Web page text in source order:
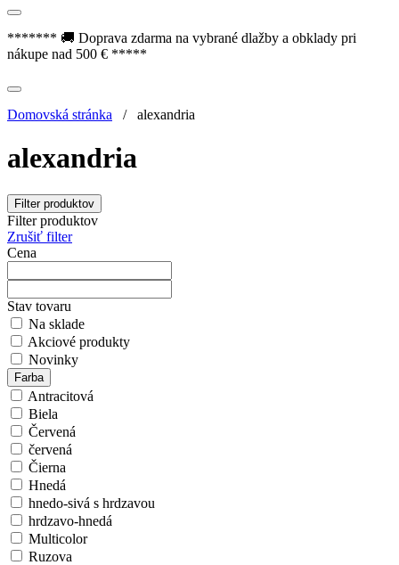
******* 🚚 Doprava zdarma na vybrané dlažby a obklady pri
nákupe nad 500 € *****
Domovská stránka / alexandria
alexandria
Filter produktov
Filter produktov
Zrušiť filter
Cena
Stav tovaru
Na sklade
Akciové produkty
Novinky
Farba
Antracitová
Biela
Červená
červená
Čierna
Hnedá
hnedo-sivá s hrdzavou
hrdzavo-hnedá
Multicolor
Ruzova